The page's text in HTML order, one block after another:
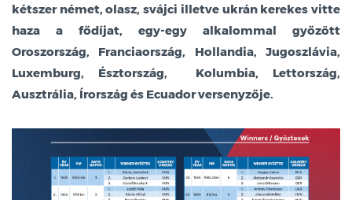
kétszer német, olasz, svájci illetve ukrán kerekes vitte
haza a fődíjat, egy-egy alkalommal győzött
Oroszország, Franciaország, Hollandia, Jugoszlávia,
Luxemburg, Észtország, Kolumbia, Lettország,
Ausztrália, Írország és Ecuador versenyzője.